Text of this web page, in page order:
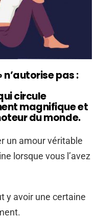
n’autorise pas :
circule
magnifique et
du monde.
un amour véritable
lorsque vous l’avez
y avoir une certaine